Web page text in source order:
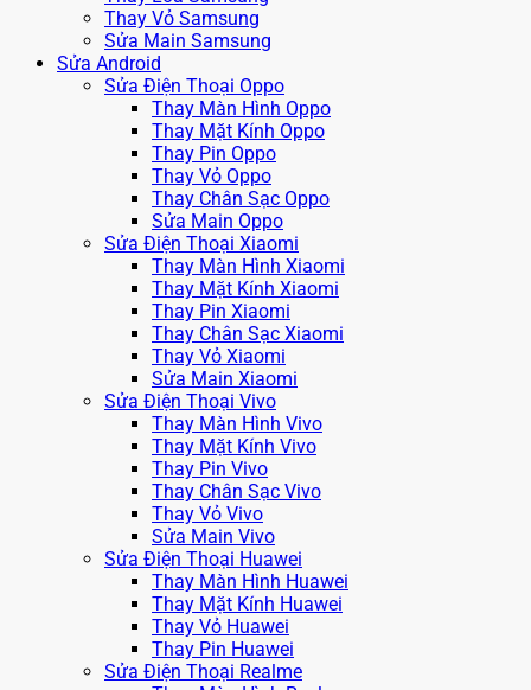
Thay Vỏ Samsung
Sửa Main Samsung
Sửa Android
Sửa Điện Thoại Oppo
Thay Màn Hình Oppo
Thay Mặt Kính Oppo
Thay Pin Oppo
Thay Vỏ Oppo
Thay Chân Sạc Oppo
Sửa Main Oppo
Sửa Điện Thoại Xiaomi
Thay Màn Hình Xiaomi
Thay Mặt Kính Xiaomi
Thay Pin Xiaomi
Thay Chân Sạc Xiaomi
Thay Vỏ Xiaomi
Sửa Main Xiaomi
Sửa Điện Thoại Vivo
Thay Màn Hình Vivo
Thay Mặt Kính Vivo
Thay Pin Vivo
Thay Chân Sạc Vivo
Thay Vỏ Vivo
Sửa Main Vivo
Sửa Điện Thoại Huawei
Thay Màn Hình Huawei
Thay Mặt Kính Huawei
Thay Vỏ Huawei
Thay Pin Huawei
Sửa Điện Thoại Realme